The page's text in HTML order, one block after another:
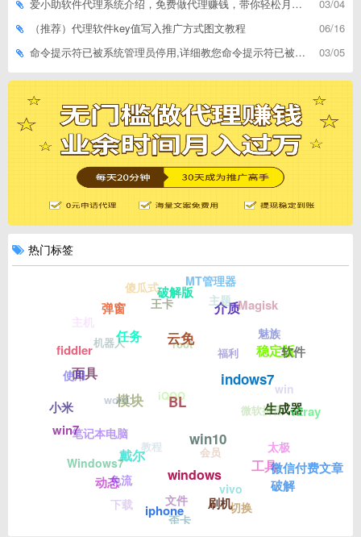
03/04
爱小助软件代理系统介绍，免费做代理赚钱，带你轻松月收入过万
06/16
（推荐）代理软件key值写入推广方式图文教程
03/05
命令提示符已被系统管理员停用,详细教您命令提示符已被系统管理员停用怎么办
热门标签
BL
模块
戴尔
windows
win10
indows7
云免
任务
面具
win7
动态
iphone
刷机
工具
生成器
稳定版
介质
破解版
弹窗
fiddler
小米
Windows7
下载
歪卡
切换
微信付费文章
破解
v2ray
软件
Magisk
MT管理器
傻瓜式
主机
使用
笔记本电脑
免流
文件
vivo
太极
win
魅族
主题
王卡
机器人
word
教程 会员
微软拼音
福利
root
iQOO